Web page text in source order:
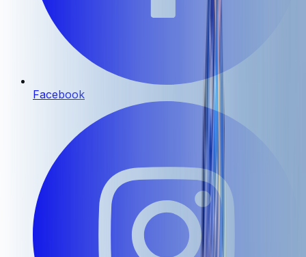
Facebook